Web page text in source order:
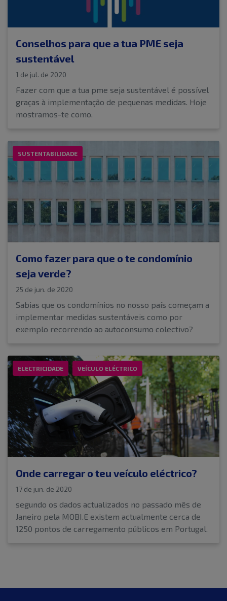
Conselhos para que a tua PME seja
sustentável
1 de jul. de 2020
Fazer com que a tua pme seja sustentável é possível
graças à implementação de pequenas medidas. Hoje
mostramos-te como.
SUSTENTABILIDADE
Como fazer para que o te condomínio
seja verde?
25 de jun. de 2020
Sabias que os condomínios no nosso país começam a
implementar medidas sustentáveis como por
exemplo recorrendo ao autoconsumo colectivo?
ELECTRICIDADE VEÍCULO ELÉCTRICO
Onde carregar o teu veículo eléctrico?
17 de jun. de 2020
segundo os dados actualizados no passado mês de
Janeiro pela MOBI.E existem actualmente cerca de
1250 pontos de carregamento públicos em Portugal.